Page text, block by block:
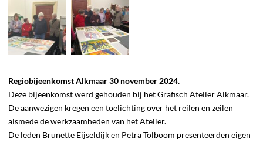
Regiobijeenkomst Alkmaar 30 november 2024.
Deze bijeenkomst werd gehouden bij het Grafisch Atelier Alkmaar.
De aanwezigen kregen een toelichting over het reilen en zeilen
alsmede de werkzaamheden van het Atelier.
De leden Brunette Eijseldijk en Petra Tolboom presenteerden eigen